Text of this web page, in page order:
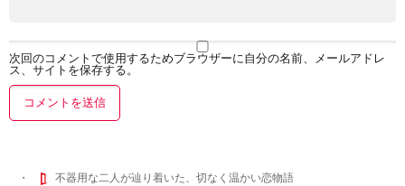
次回のコメントで使用するためブラウザーに自分の名前、メールアドレ
ス、サイトを保存する。
不器用な二人が辿り着いた、切なく温かい恋物語